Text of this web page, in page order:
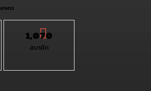
หาร
1,070
สมาชิก